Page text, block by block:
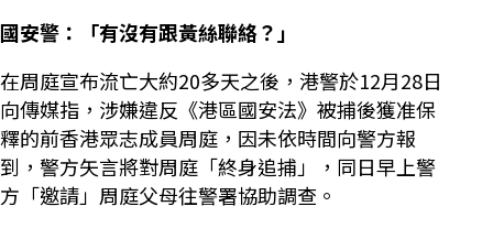
國安警：「有沒有跟黃絲聯絡？」
在周庭宣布流亡大約20多天之後，港警於12月28日
向傳媒指，涉嫌違反《港區國安法》被捕後獲准保
釋的前香港眾志成員周庭，因未依時間向警方報
到，警方矢言將對周庭「終身追捕」，同日早上警
方「邀請」周庭父母往警署協助調查。